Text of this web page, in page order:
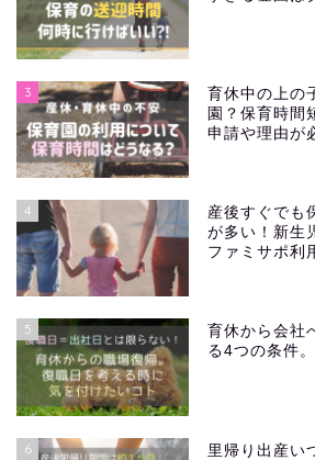
3
育休中の上の
園？保育時間
申請や理由が
4
産後すぐでも
が多い！新生
ファミサポ利
5
育休から会社
る4つの条件。
6
里帰り出産い